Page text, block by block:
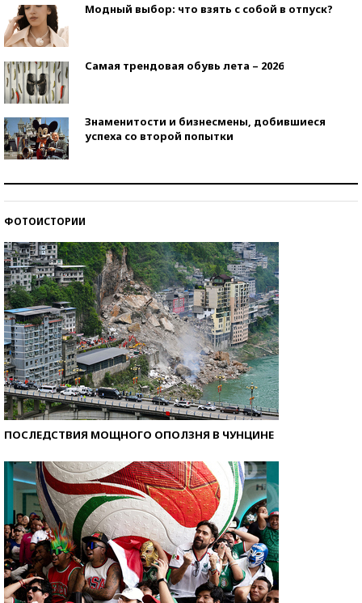
Модный выбор: что взять с собой в отпуск?
Самая трендовая обувь лета – 2026
Знаменитости и бизнесмены, добившиеся
успеха со второй попытки
ФОТОИСТОРИИ
ПОСЛЕДСТВИЯ МОЩНОГО ОПОЛЗНЯ В ЧУНЦИНЕ